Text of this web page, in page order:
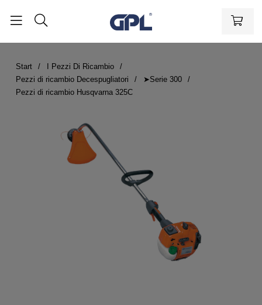
Start
I Pezzi Di Ricambio
Pezzi di ricambio Decespugliatori
➤Serie 300
Pezzi di ricambio Husqvarna 325C